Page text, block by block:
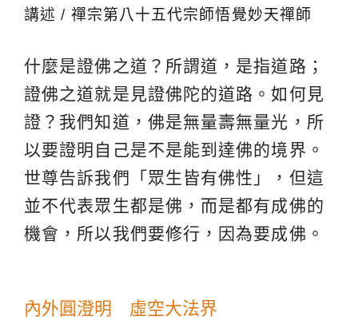
講述 / 禪宗第八十五代宗師悟覺妙天禪師
什麼是證佛之道？所謂道，是指道路；
證佛之道就是見證佛陀的道路。如何見
證？我們知道，佛是無量壽無量光，所
以要證明自己是不是能到達佛的境界。
世尊告訴我們「眾生皆有佛性」，但這
並不代表眾生都是佛，而是都有成佛的
機會，所以我們要修行，因為要成佛。
內外圓澄明 虛空大法界